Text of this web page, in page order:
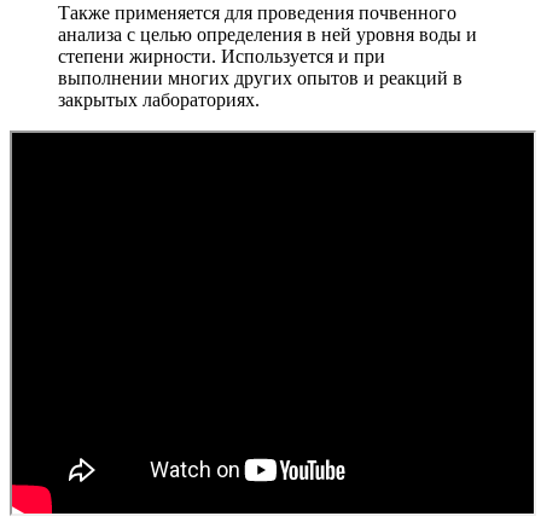
Также применяется для проведения почвенного
анализа с целью определения в ней уровня воды и
степени жирности. Используется и при
выполнении многих других опытов и реакций в
закрытых лабораториях.